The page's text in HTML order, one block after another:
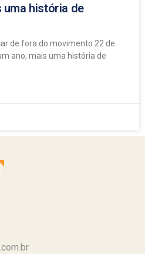
uma história de
de fora do movimento 22 de
ano, mais uma história de